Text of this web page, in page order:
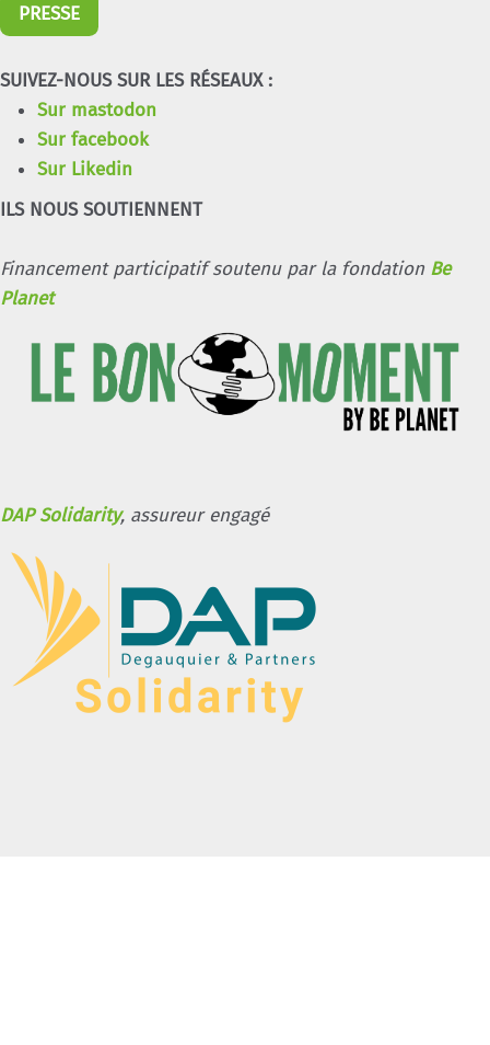
PRESSE
SUIVEZ-NOUS SUR LES RÉSEAUX :
Sur mastodon
Sur facebook
Sur Likedin
ILS NOUS SOUTIENNENT
Financement participatif soutenu par la fondation Be
Planet
DAP Solidarity, assureur engagé